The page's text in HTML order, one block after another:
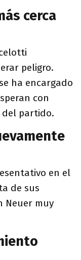
cerca
peligro.
ha encargado
con
del partido.
en el
de sus
Neuer muy